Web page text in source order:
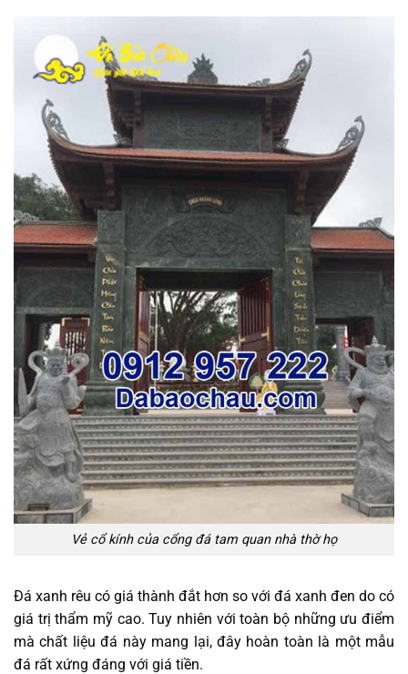
Vẻ cổ kính của cổng đá tam quan nhà thờ họ
Đá xanh rêu có giá thành đắt hơn so với đá xanh đen do có
giá trị thẩm mỹ cao. Tuy nhiên với toàn bộ những ưu điểm
mà chất liệu đá này mang lại, đây hoàn toàn là một mẫu
đá rất xứng đáng với giá tiền.